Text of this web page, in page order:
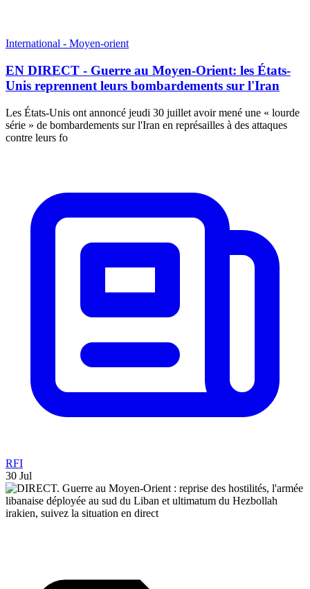
International - Moyen-orient
EN DIRECT - Guerre au Moyen-Orient: les États-
Unis reprennent leurs bombardements sur l'Iran
Les États-Unis ont annoncé jeudi 30 juillet avoir mené une « lourde
série » de bombardements sur l'Iran en représailles à des attaques
contre leurs fo
RFI
30 Jul